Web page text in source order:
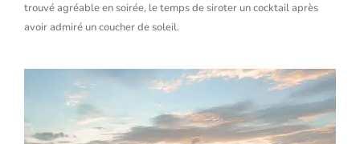
trouvé agréable en soirée, le temps de siroter un cocktail après
avoir admiré un coucher de soleil.